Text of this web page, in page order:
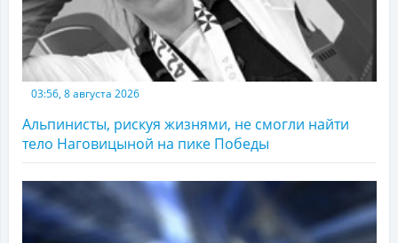
03:56, 8 августа 2026
Альпинисты, рискуя жизнями, не смогли найти
тело Наговицыной на пике Победы